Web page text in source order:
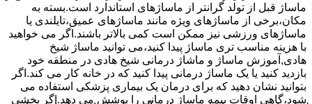
ماساژ قبل از تولد گرانتر از ماساژهای استاندارد است.بسته به
مکان،برخی از ماساژهای ویژه مانند ماساژهای عمیق،تایلندی یا
ماساژهای ورزشی نیز ممکن است کمی بالاتر باشند.اگر می خواهید
با هزینه مناسب تری ماساژ پیدا کنید،می توانید ماساژ شیخ
هادی,آموزش ماساژ و ماشاژ درمانی شیخ هادی در منطقه خود
بازدید کنید یا یک ماساژ درمانی پیدا کنید که در خانه کار می کند.اگر
بتوانید نشان دهید که برای درمان یک بیماری پزشکی استفاده می
شود،گاهی اوقات بیمه ماساژ درمانی را پوشش می دهد.اگر بخشی